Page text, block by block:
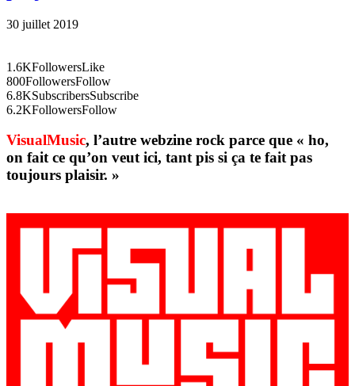
30 juillet 2019
1.6KFollowersLike
800FollowersFollow
6.8KSubscribersSubscribe
6.2KFollowersFollow
VisualMusic, l’autre webzine rock parce que « ho,
on fait ce qu’on veut ici, tant pis si ça te fait pas
toujours plaisir. »